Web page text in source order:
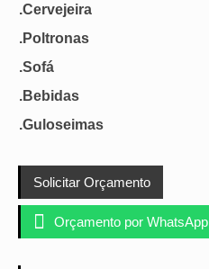
.Cervejeira
.Poltronas
.Sofá
.Bebidas
.Guloseimas
Solicitar Orçamento
 Orçamento por WhatsApp